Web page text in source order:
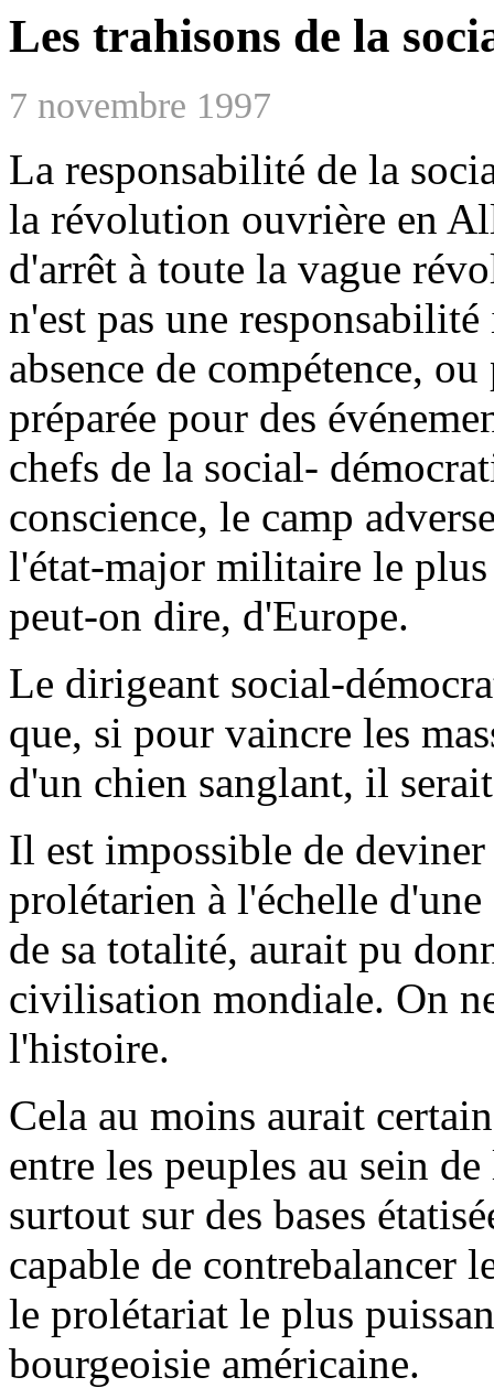
Les trahisons de la
7 novembre 1997
La responsabilité de la
la révolution ouvrière en
d'arrêt à toute la vague
n'est pas une
absence de compétence,
préparée pour des
chefs de la social-
conscience, le camp
l'état-major militaire le
peut-on dire, d'Europe.
Le dirigeant social-
que, si pour vaincre les
d'un chien sanglant, il
Il est impossible de
prolétarien à l'échelle
de sa totalité, aurait pu
civilisation mondiale. On
l'histoire.
Cela au moins aurait
entre les peuples au sein
surtout sur des bases
capable de contrebalancer
le prolétariat le plus
bourgeoisie américaine.